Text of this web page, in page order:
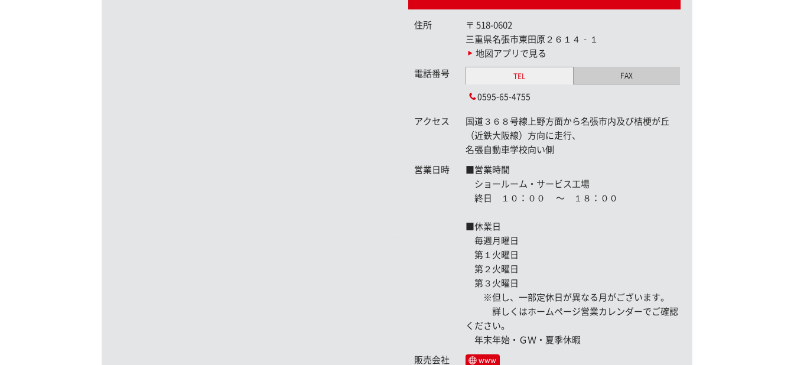
住所 〒518-0602
三重県名張市東田原２６１４‐１
地図アプリで見る
電話番号 TEL FAX
0595-65-4755
アクセス
国道３６８号線上野方面から名張市内及び桔梗が丘
（近鉄大阪線）方向に走行、
名張自動車学校向い側
営業日時
■営業時間
ショールーム・サービス工場
終日 １０：００ 〜 １８：００
■休業日
毎週月曜日
第１火曜日
第２火曜日
第３火曜日
※但し、一部定休日が異なる月がございます。
詳しくはホームページ営業カレンダーでご確認
ください。
年末年始・ＧＷ・夏季休暇
販売会社
www